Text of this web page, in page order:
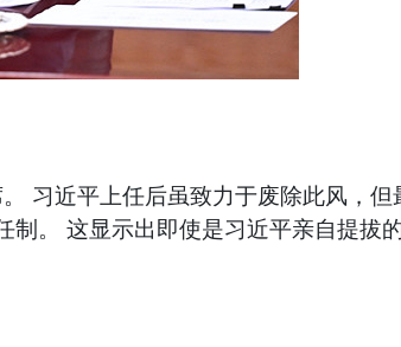
习近平上任后虽致力于废除此风，
。 这显示出即使是习近平亲自提拔